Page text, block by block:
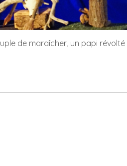
de maraîcher, un papi